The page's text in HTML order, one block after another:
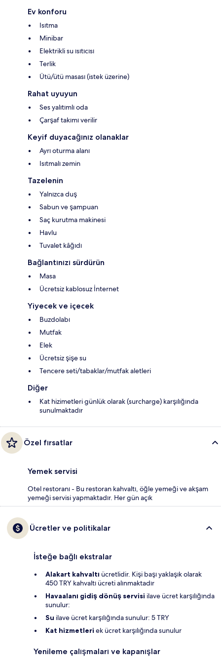
Ev konforu
Isıtma
Minibar
Elektrikli su ısıtıcısı
Terlik
Ütü/ütü masası (istek üzerine)
Rahat uyuyun
Ses yalıtımlı oda
Çarşaf takımı verilir
Keyif duyacağınız olanaklar
Ayrı oturma alanı
Isıtmalı zemin
Tazelenin
Yalnızca duş
Sabun ve şampuan
Saç kurutma makinesi
Havlu
Tuvalet kâğıdı
Bağlantınızı sürdürün
Masa
Ücretsiz kablosuz İnternet
Yiyecek ve içecek
Buzdolabı
Mutfak
Elek
Ücretsiz şişe su
Tencere seti/tabaklar/mutfak aletleri
Diğer
Kat hizimetleri günlük olarak (surcharge) karşılığında
sunulmaktadır
Özel fırsatlar
Yemek servisi
Otel restoranı - Bu restoran kahvaltı, öğle yemeği ve akşam
yemeği servisi yapmaktadır. Her gün açık
Ücretler ve politikalar
İsteğe bağlı ekstralar
Alakart kahvaltı ücretlidir. Kişi başı yaklaşık olarak
450 TRY kahvaltı ücreti alınmaktadır
Havaalanı gidiş dönüş servisi ilave ücret karşılığında
sunulur:
Su ilave ücret karşılığında sunulur: 5 TRY
Kat hizmetleri ek ücret karşılığında sunulur
Yenileme çalışmaları ve kapanışlar